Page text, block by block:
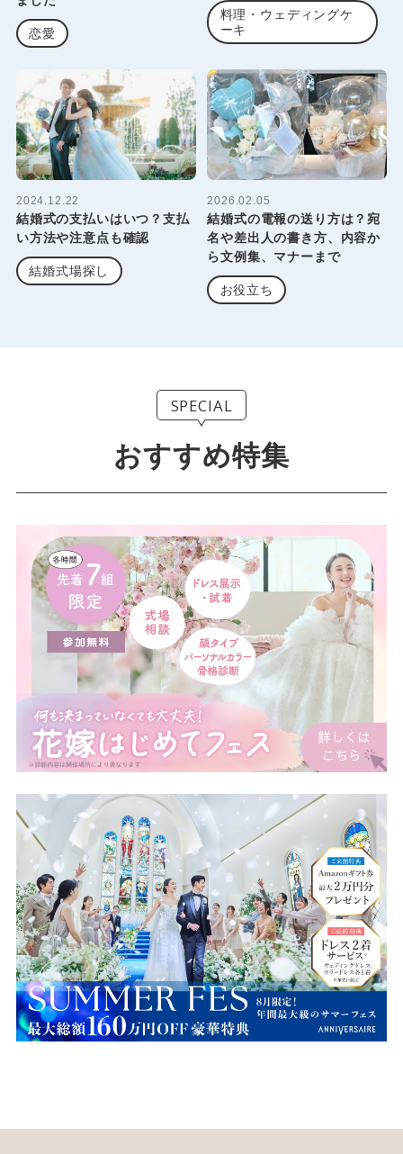
恋愛
料理・ウェディングケ
ーキ
2024.12.22
結婚式の支払いはいつ？支払
い方法や注意点も確認
結婚式場探し
2026.02.05
結婚式の電報の送り方は？宛
名や差出人の書き方、内容か
ら文例集、マナーまで
お役立ち
SPECIAL
おすすめ特集